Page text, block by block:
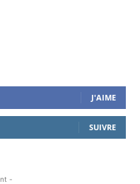
J'AIME
SUIVRE
-